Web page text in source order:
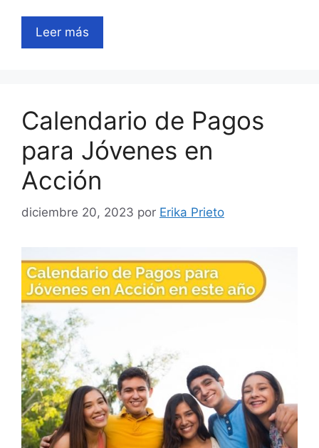
Leer más
Calendario de Pagos
para Jóvenes en
Acción
diciembre 20, 2023 por Erika Prieto